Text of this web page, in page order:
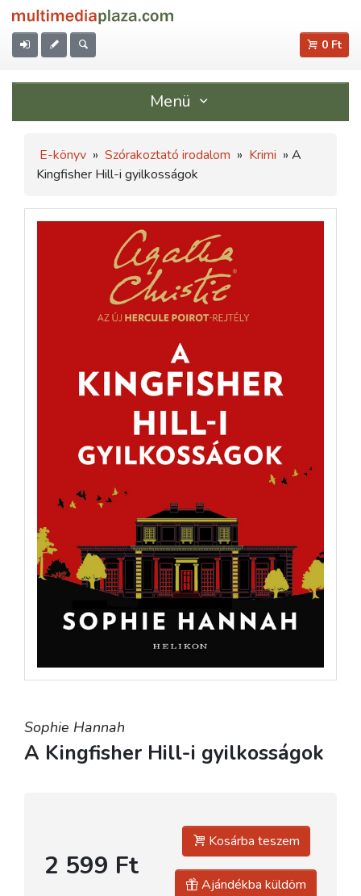
0 Ft
Menü
E-könyv » Szórakoztató irodalom » Krimi » A
Kingfisher Hill-i gyilkosságok
Sophie Hannah
A Kingfisher Hill-i gyilkosságok
2 599 Ft
Kosárba teszem
Ajándékba küldöm